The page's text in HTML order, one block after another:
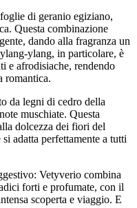
di geranio egiziano,
Questa combinazione
dando alla fragranza un
ylang, in particolare, è
e afrodisiache, rendendo
romantica.
da legni di cedro della
muschiate. Questa
dolcezza dei fiori del
adatta perfettamente a tutti
Vetyverio combina
forti e profumate, con il
scoperta e viaggio. E